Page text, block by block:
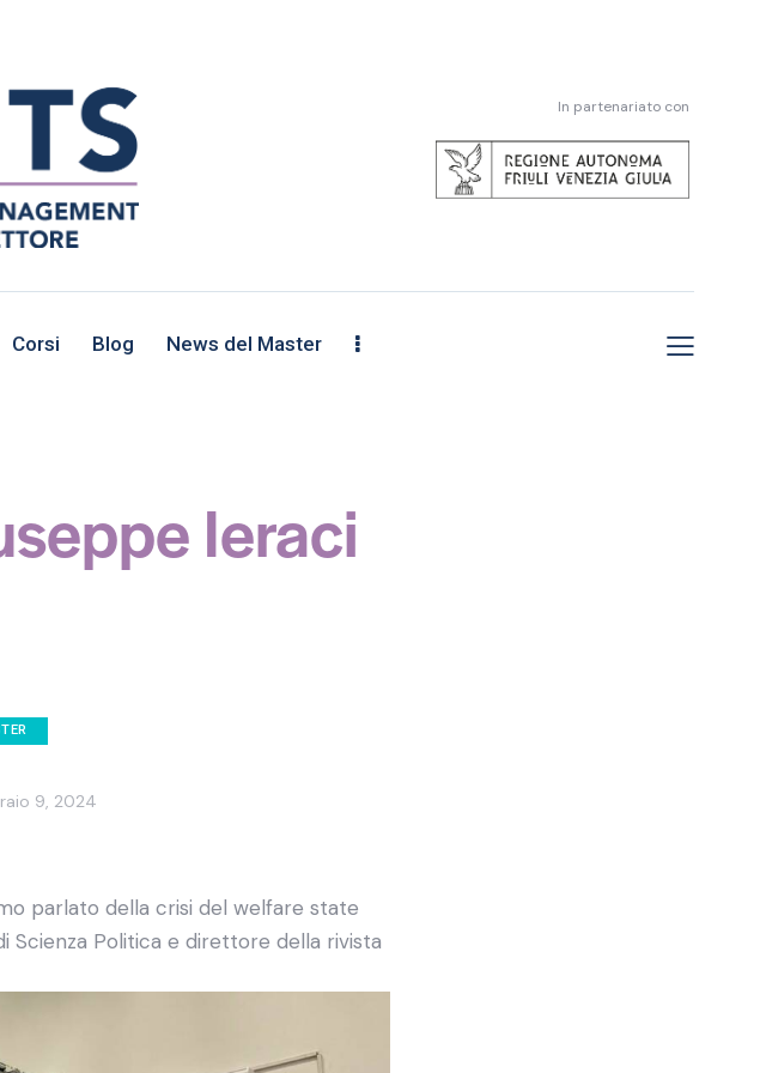
In partenariato con
Corsi Blog News del Master
Ieraci
9, 2024
parlato della crisi del welfare state
Scienza Politica e direttore della rivista